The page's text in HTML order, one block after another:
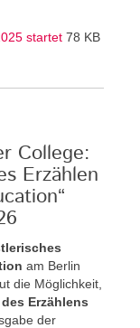
startet 78 KB
College:
Erzählen
am Berlin
die Möglichkeit,
Erzählens
der